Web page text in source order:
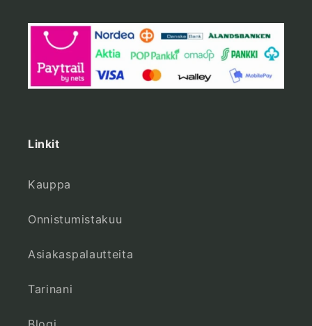
Linkit
Kauppa
Onnistumistakuu
Asiakaspalautteita
Tarinani